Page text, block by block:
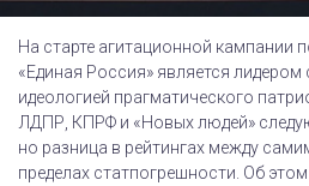
На старте агитационной кампании
«Единая Россия» является
идеологией прагматического
ЛДПР, КПРФ и «Новых людей»
но разница в рейтингах между
пределах статпогрешности. Об